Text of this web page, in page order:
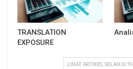
TRANSLATION
EXPOSURE
LIHAT ARTIKEL